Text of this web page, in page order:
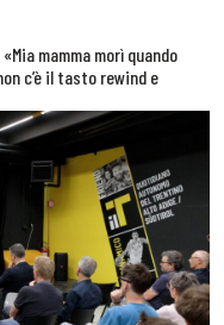
mamma morì quando
c’è il tasto rewind e